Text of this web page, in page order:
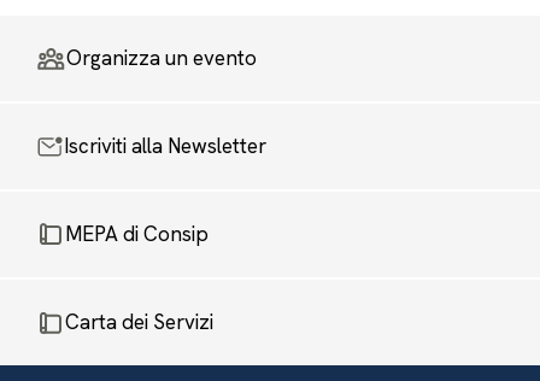
Organizza un evento
Iscriviti alla Newsletter
MEPA di Consip
Carta dei Servizi